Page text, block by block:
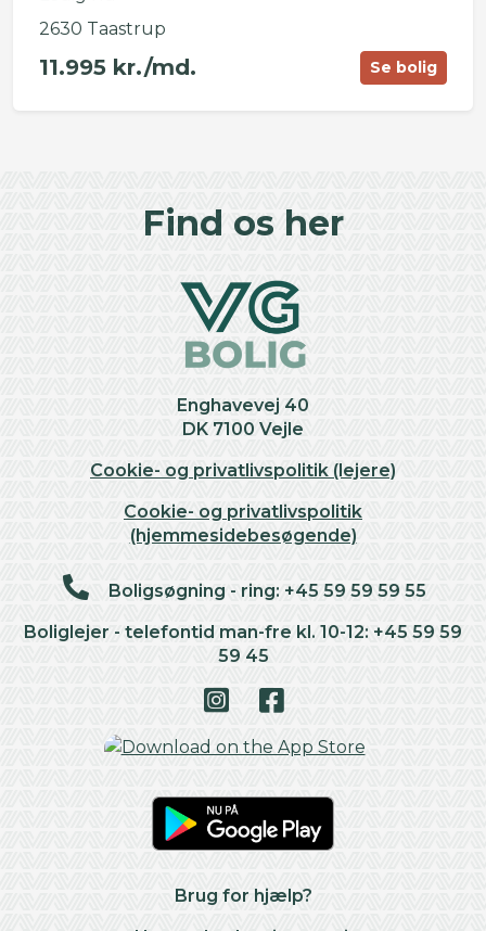
2630 Taastrup
11.995 kr./md. Se bolig
Find os her
Enghavevej 40
DK 7100 Vejle
Cookie- og privatlivspolitik (lejere)
Cookie- og privatlivspolitik
(hjemmesidebesøgende)
Boligsøgning - ring: +45 59 59 59 55
Boliglejer - telefontid man-fre kl. 10-12: +45 59 59
59 45
Brug for hjælp?